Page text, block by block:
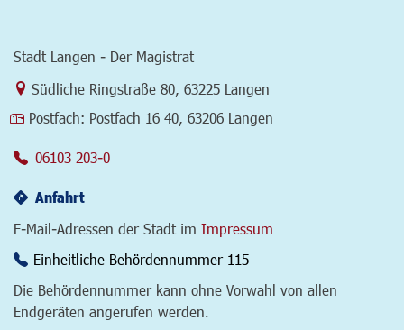
Stadt Langen - Der Magistrat
Link zur Google-Maps Navigation
Südliche Ringstraße 80, 63225 Langen
Postfach: Postfach 16 40, 63206 Langen
06103 203-0
Anfahrt
E-Mail-Adressen der Stadt im Impressum
Einheitliche Behördennummer 115
Die Behördennummer kann ohne Vorwahl von allen
Endgeräten angerufen werden.